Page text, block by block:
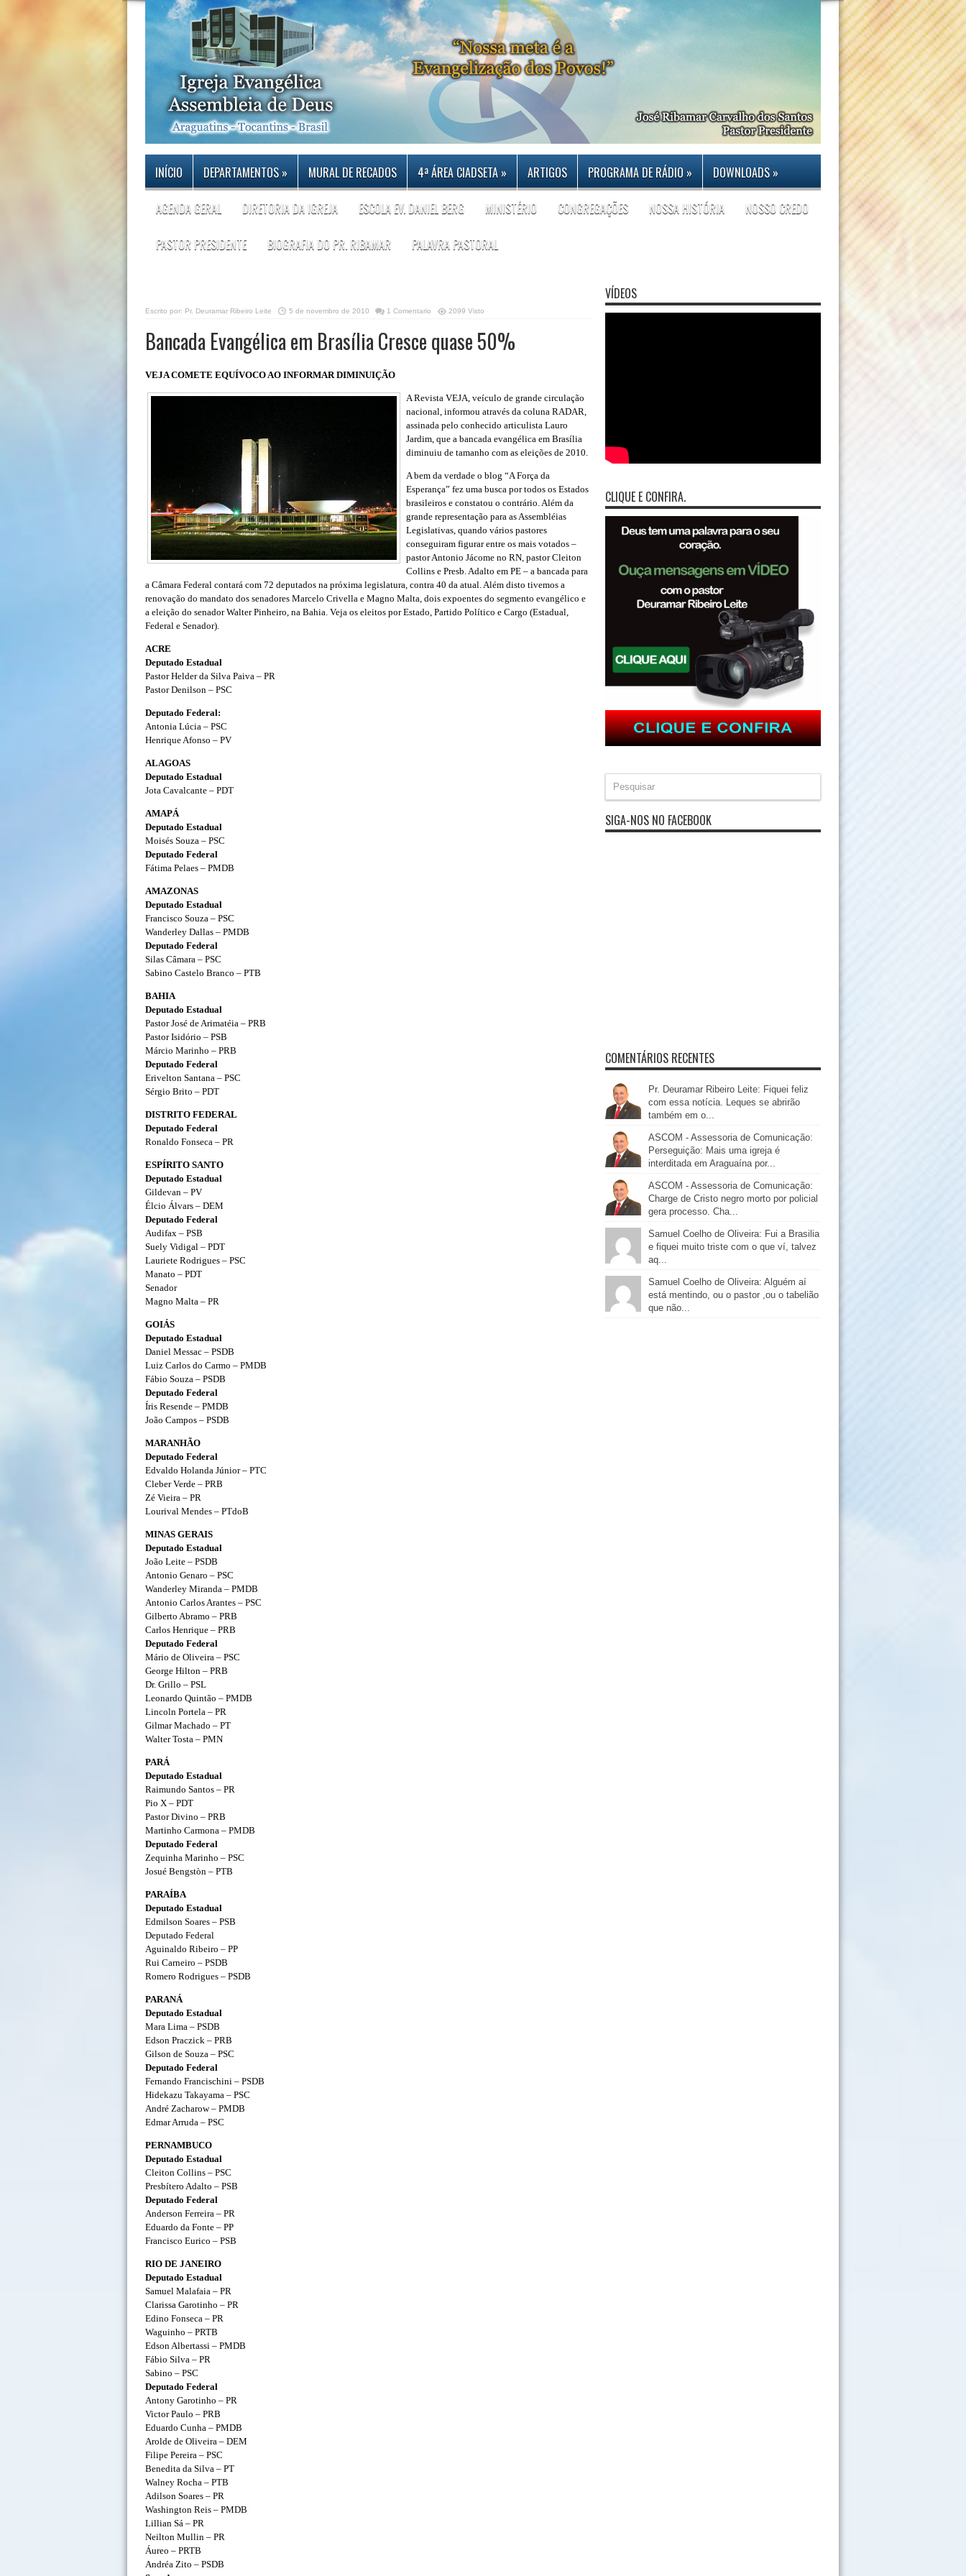
INÍCIO DEPARTAMENTOS» MURAL DE RECADOS 4ª ÁREA CIADSETA» ARTIGOS PROGRAMA DE RÁDIO» DOWNLOADS»
AGENDA GERAL DIRETORIA DA IGREJA ESCOLA EV. DANIEL BERG MINISTÉRIO CONGREGAÇÕES NOSSA HISTÓRIA NOSSO CREDO
PASTOR PRESIDENTE BIOGRAFIA DO PR. RIBAMAR PALAVRA PASTORAL
Escrito por: Pr. Deuramar Ribeiro Leite 5 de novembro de 2010 1 Comentario 2099 Visto
Bancada Evangélica em Brasília Cresce quase 50%
VEJA COMETE EQUÍVOCO AO INFORMAR DIMINUIÇÃO
A Revista VEJA, veículo de grande circulação
nacional, informou através da coluna RADAR,
assinada pelo conhecido articulista Lauro
Jardim, que a bancada evangélica em Brasília
diminuiu de tamanho com as eleições de 2010.
A bem da verdade o blog “A Força da
Esperança” fez uma busca por todos os Estados
brasileiros e constatou o contrário. Além da
grande representação para as Assembléias
Legislativas, quando vários pastores
conseguiram figurar entre os mais votados –
pastor Antonio Jácome no RN, pastor Cleiton
Collins e Presb. Adalto em PE – a bancada para
a Câmara Federal contará com 72 deputados na próxima legislatura, contra 40 da atual. Além disto tivemos a
renovação do mandato dos senadores Marcelo Crivella e Magno Malta, dois expoentes do segmento evangélico e
a eleição do senador Walter Pinheiro, na Bahia. Veja os eleitos por Estado, Partido Político e Cargo (Estadual,
Federal e Senador).
ACRE
Deputado Estadual
Pastor Helder da Silva Paiva – PR
Pastor Denilson – PSC
Deputado Federal:
Antonia Lúcia – PSC
Henrique Afonso – PV
ALAGOAS
Deputado Estadual
Jota Cavalcante – PDT
AMAPÁ
Deputado Estadual
Moisés Souza – PSC
Deputado Federal
Fátima Pelaes – PMDB
AMAZONAS
Deputado Estadual
Francisco Souza – PSC
Wanderley Dallas – PMDB
Deputado Federal
Silas Câmara – PSC
Sabino Castelo Branco – PTB
BAHIA
Deputado Estadual
Pastor José de Arimatéia – PRB
Pastor Isidório – PSB
Márcio Marinho – PRB
Deputado Federal
Erivelton Santana – PSC
Sérgio Brito – PDT
DISTRITO FEDERAL
Deputado Federal
Ronaldo Fonseca – PR
ESPÍRITO SANTO
Deputado Estadual
Gildevan – PV
Élcio Álvars – DEM
Deputado Federal
Audifax – PSB
Suely Vidigal – PDT
Lauriete Rodrigues – PSC
Manato – PDT
Senador
Magno Malta – PR
GOIÁS
Deputado Estadual
Daniel Messac – PSDB
Luiz Carlos do Carmo – PMDB
Fábio Souza – PSDB
Deputado Federal
Íris Resende – PMDB
João Campos – PSDB
MARANHÃO
Deputado Federal
Edvaldo Holanda Júnior – PTC
Cleber Verde – PRB
Zé Vieira – PR
Lourival Mendes – PTdoB
MINAS GERAIS
Deputado Estadual
João Leite – PSDB
Antonio Genaro – PSC
Wanderley Miranda – PMDB
Antonio Carlos Arantes – PSC
Gilberto Abramo – PRB
Carlos Henrique – PRB
Deputado Federal
Mário de Oliveira – PSC
George Hilton – PRB
Dr. Grillo – PSL
Leonardo Quintão – PMDB
Lincoln Portela – PR
Gilmar Machado – PT
Walter Tosta – PMN
PARÁ
Deputado Estadual
Raimundo Santos – PR
Pio X – PDT
Pastor Divino – PRB
Martinho Carmona – PMDB
Deputado Federal
Zequinha Marinho – PSC
Josué Bengstòn – PTB
PARAÍBA
Deputado Estadual
Edmilson Soares – PSB
Deputado Federal
Aguinaldo Ribeiro – PP
Rui Carneiro – PSDB
Romero Rodrigues – PSDB
PARANÁ
Deputado Estadual
Mara Lima – PSDB
Edson Praczick – PRB
Gilson de Souza – PSC
Deputado Federal
Fernando Francischini – PSDB
Hidekazu Takayama – PSC
André Zacharow – PMDB
Edmar Arruda – PSC
PERNAMBUCO
Deputado Estadual
Cleiton Collins – PSC
Presbítero Adalto – PSB
Deputado Federal
Anderson Ferreira – PR
Eduardo da Fonte – PP
Francisco Eurico – PSB
RIO DE JANEIRO
Deputado Estadual
Samuel Malafaia – PR
Clarissa Garotinho – PR
Edino Fonseca – PR
Waguinho – PRTB
Edson Albertassi – PMDB
Fábio Silva – PR
Sabino – PSC
Deputado Federal
Antony Garotinho – PR
Victor Paulo – PRB
Eduardo Cunha – PMDB
Arolde de Oliveira – DEM
Filipe Pereira – PSC
Benedita da Silva – PT
Walney Rocha – PTB
Adilson Soares – PR
Washington Reis – PMDB
Lillian Sá – PR
Neilton Mullin – PR
Áureo – PRTB
Andréa Zito – PSDB
VÍDEOS
CLIQUE E CONFIRA.
SIGA-NOS NO FACEBOOK
COMENTÁRIOS RECENTES
Pr. Deuramar Ribeiro Leite: Fiquei feliz
com essa notícia. Leques se abrirão
também em o...
ASCOM - Assessoria de Comunicação:
Perseguição: Mais uma igreja é
interditada em Araguaína por...
ASCOM - Assessoria de Comunicação:
Charge de Cristo negro morto por policial
gera processo. Cha...
Samuel Coelho de Oliveira: Fui a Brasilia
e fiquei muito triste com o que ví, talvez
aq...
Samuel Coelho de Oliveira: Alguém aí
está mentindo, ou o pastor ,ou o tabelião
que não...